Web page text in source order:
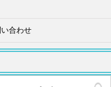
い合わせ